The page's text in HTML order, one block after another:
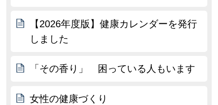
【2026年度版】健康カレンダーを発行
しました
「その香り」 困っている人もいます
女性の健康づくり